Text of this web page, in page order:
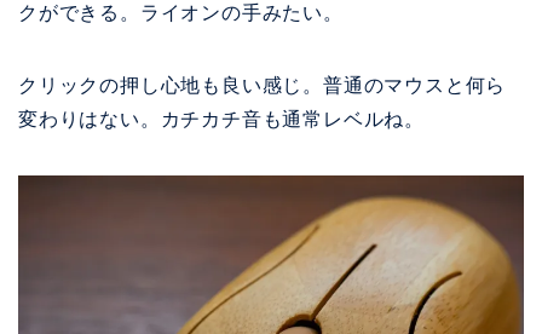
クができる。ライオンの手みたい。
クリックの押し心地も良い感じ。普通のマウスと何ら
変わりはない。カチカチ音も通常レベルね。